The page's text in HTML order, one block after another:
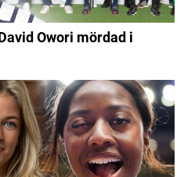
Owori mördad i